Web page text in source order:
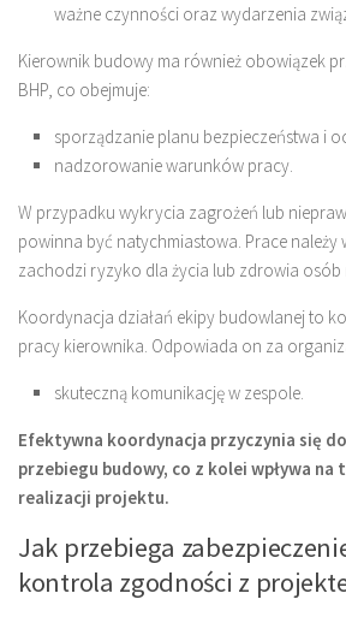
ważne czynności oraz wydarzenia
Kierownik budowy ma również obowiązek
BHP, co obejmuje:
sporządzanie planu bezpieczeństwa i
nadzorowanie warunków pracy.
W przypadku wykrycia zagrożeń lub
powinna być natychmiastowa. Prace należy
zachodzi ryzyko dla życia lub zdrowia osób
Koordynacja działań ekipy budowlanej to
pracy kierownika. Odpowiada on za
skuteczną komunikację w zespole.
Efektywna koordynacja przyczynia się
przebiegu budowy, co z kolei wpływa na
realizacji projektu.
Jak przebiega
kontrola zgodności z